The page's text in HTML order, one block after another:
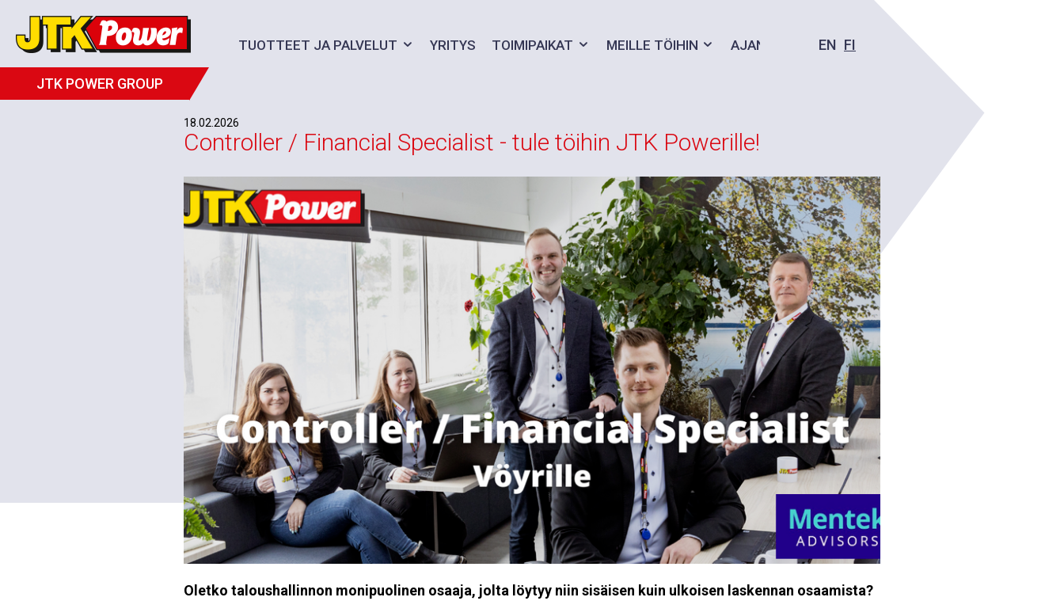
EN FI
TUOTTEET JA PALVELUT YRITYS TOIMIPAIKAT MEILLE TÖIHIN AJANKOHTAISTA
JTK POWER GROUP
Avoimet työpaikat
18.02.2026
Controller / Financial Specialist - tule töihin JTK Powerille!
Oletko taloushallinnon monipuolinen osaaja, jolta löytyy niin sisäisen kuin ulkoisen laskennan osaamista?